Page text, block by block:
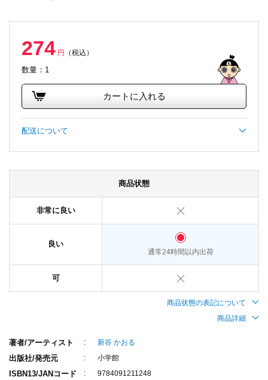
274 円 （税込）
数量：1
カートに入れる
配送について
商品状態
非常に良い
良い
通常24時間以内出荷
可
商品状態の表記について
商品詳細
著者/アーティスト 新谷 かおる
出版社/発売元 小学館
ISBN13/JANコード 9784091211248